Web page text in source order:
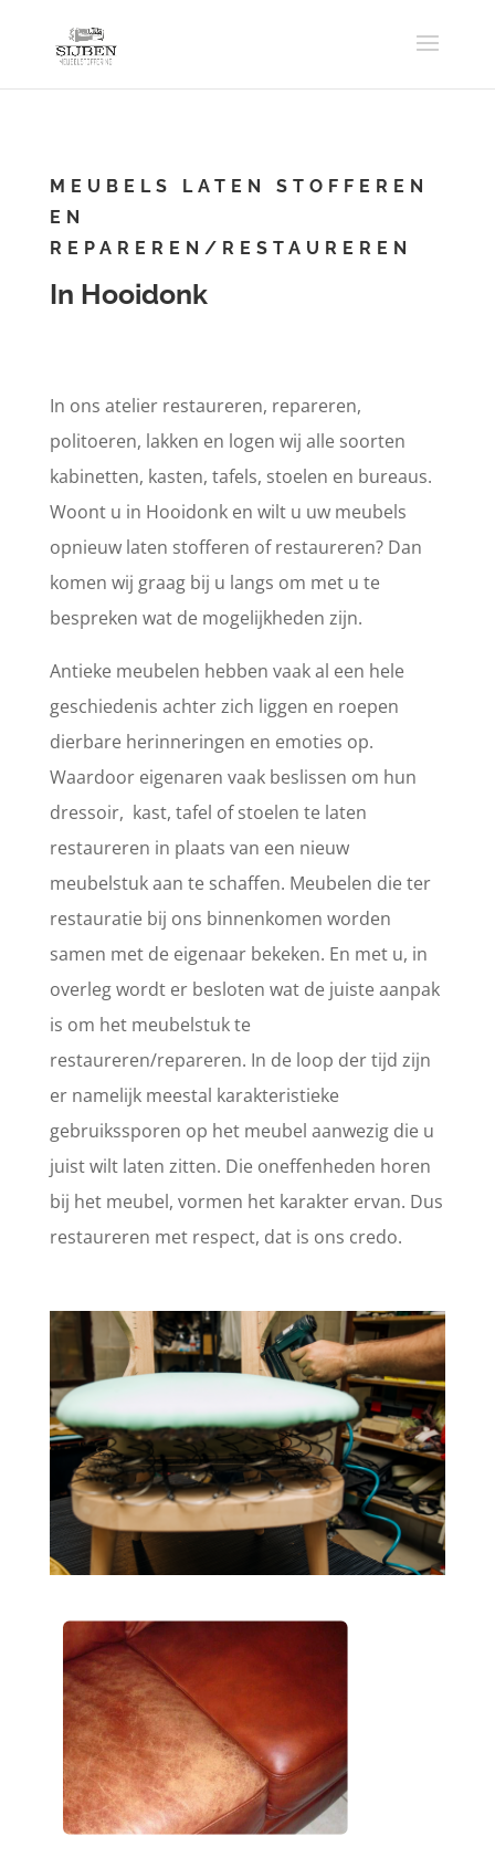
MEUBELS LATEN STOFFEREN
EN
REPAREREN/RESTAUREREN
In Hooidonk
In ons atelier restaureren, repareren,
politoeren, lakken en logen wij alle soorten
kabinetten, kasten, tafels, stoelen en bureaus.
Woont u in Hooidonk en wilt u uw meubels
opnieuw laten stofferen of restaureren? Dan
komen wij graag bij u langs om met u te
bespreken wat de mogelijkheden zijn.
Antieke meubelen hebben vaak al een hele
geschiedenis achter zich liggen en roepen
dierbare herinneringen en emoties op.
Waardoor eigenaren vaak beslissen om hun
dressoir, kast, tafel of stoelen te laten
restaureren in plaats van een nieuw
meubelstuk aan te schaffen. Meubelen die ter
restauratie bij ons binnenkomen worden
samen met de eigenaar bekeken. En met u, in
overleg wordt er besloten wat de juiste aanpak
is om het meubelstuk te
restaureren/repareren. In de loop der tijd zijn
er namelijk meestal karakteristieke
gebruikssporen op het meubel aanwezig die u
juist wilt laten zitten. Die oneffenheden horen
bij het meubel, vormen het karakter ervan. Dus
restaureren met respect, dat is ons credo.